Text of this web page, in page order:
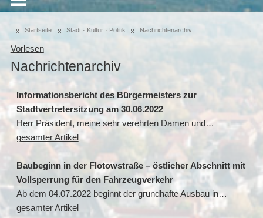
Startseite Stadt · Kultur · Politik Nachrichtenarchiv
Vorlesen
Nachrichtenarchiv
Informationsbericht des Bürgermeisters zur
Stadtvertretersitzung am 30.06.2022
Herr Präsident, meine sehr verehrten Damen und…
gesamter Artikel
Baubeginn in der Flotowstraße – östlicher Abschnitt mit
Vollsperrung für den Fahrzeugverkehr
Ab dem 04.07.2022 beginnt der grundhafte Ausbau in…
gesamter Artikel